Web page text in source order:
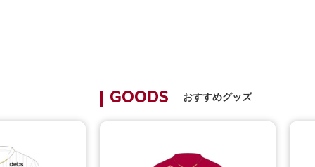
GOODS おすすめグッズ